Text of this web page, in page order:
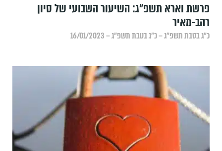
פרשת וארא תשפ"ג: השיעור השבועי של סיון
רהב-מאיר
כ״ג בטבת תשפ״ג – כ״ג בטבת תשפ״ג – 16/01/2023